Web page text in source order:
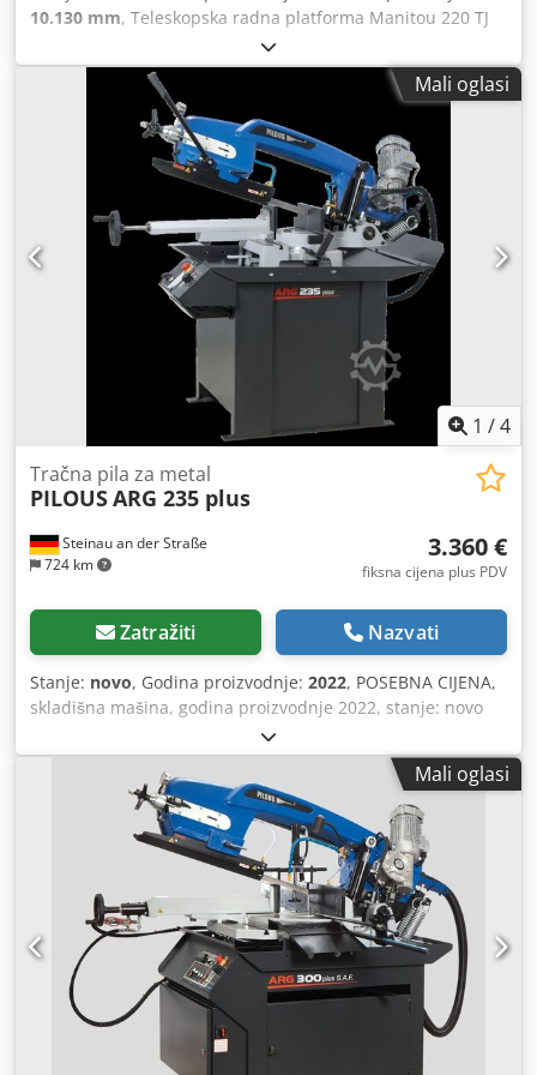
10.130 mm, Teleskopska radna platforma Manitou 220 TJ
Plus Pogon: dizel Godina proizvodnje: 2025 Radna visina
(mm): 21.740 Credpfoy Abgqox Apvsf
Mali oglasi
1 /4
Steinau an der Straße
724 km
Tračna pila za metal
PILOUSARG 235 plus
3.360 €
fiksna cijena plus PDV
Zatražiti Nazvati
Stanje: novo, Godina proizvodnje: 2022, POSEBNA CIJENA,
skladišna mašina, godina proizvodnje 2022, stanje: novo
Kataloška cijena: 4.200 € SKLADIŠNA MAŠINA -- ARG 235
plus je ručna tračna pila za metal s visokom preciznošću
rezanja. Ova mašina omogućuje beskonačno podešavanje
kuta rezanja od -45° do +30° (rotacijski hod ulijevo 45°,
udesno 60°). Tehnički podaci: ● Područje rezanja: - 90°
okruglo: 235 mm / kvadratno: 230 mm / pravokutno: 280 x
180 mm - 45° desno okruglo: 165 mm / kvadratno: 145 mm
/ pravokutno: 185 x 180 mm - 30° desno okruglo: 115 mm /
kvadratno: 80 mm / pravokutno: 115 x 80 mm - 45° lijevo
okruglo: 185 mm / kvadratno: 160 mm / pravokutno: 185 x
100 mm Crodpemftv Rjfx Apvjf ● Snaga pogona lista pile:
0,9/1,4 kW / 400 V / 50 Hz ● Brzina tračne pile: 40 i 80
m/min ● Dimenzije tračne pile: 2710 x 27 x 0,9 mm
Osnovna oprema: ● Snažan pogon tračne pile ●
Mali oglasi